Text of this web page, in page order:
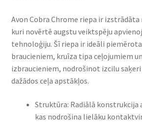
Avon Cobra Chrome riepa ir
kuri novērtē augstu veiktspēju
tehnoloģiju. Šī riepa ir ideāli
braucieniem, kruīza tipa ceļojumiem
izbraucieniem, nodrošinot izcilu
dažādos ceļa apstākļos.​
Struktūra: Radiālā konstrukcija
kas nodrošina lielāku